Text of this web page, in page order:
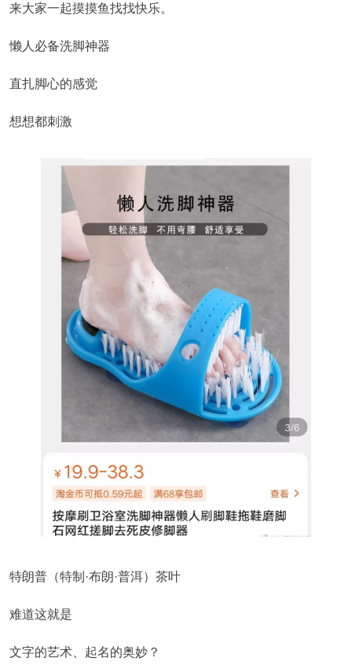
来大家一起摸摸鱼找找快乐。
懒人必备洗脚神器
直扎脚心的感觉
想想都刺激
特朗普（特制·布朗·普洱）茶叶
难道这就是
文字的艺术、起名的奥妙？